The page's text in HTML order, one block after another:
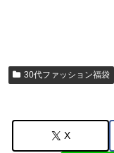
30代ファッション福袋
X